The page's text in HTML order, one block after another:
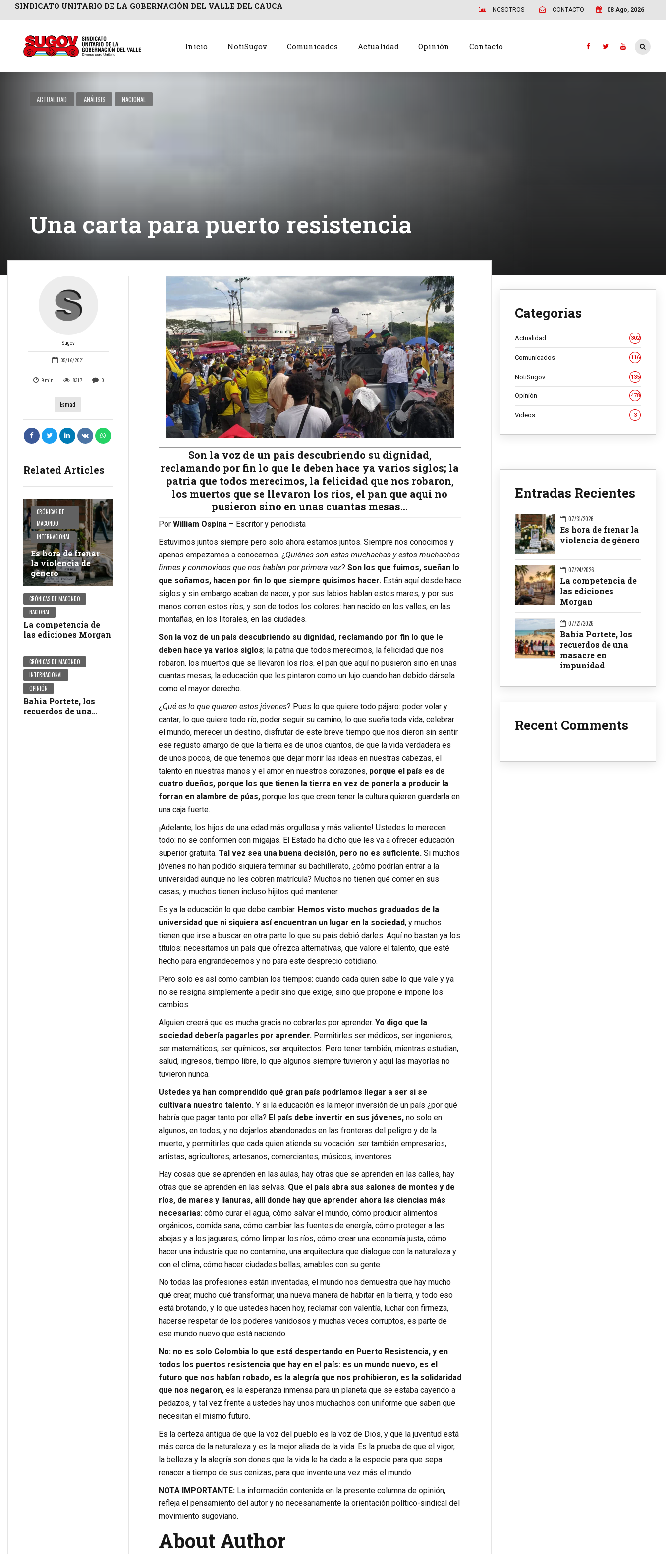
SINDICATO UNITARIO DE LA GOBERNACIÓN DEL VALLE DEL CAUCA NOSOTROS CONTACTO 08 Ago, 2026
Inicio NotiSugov Comunicados Actualidad Opinión Contacto
ACTUALIDAD ANÁLISIS NACIONAL
Una carta para puerto resistencia
Sugov
05/16/2021
9 min 8317 0
Esmad
Related Articles
CRÓNICAS DE
MACONDO
INTERNACIONAL
Es hora de frenar
la violencia de
género
CRÓNICAS DE MACONDO
NACIONAL
La competencia de
las ediciones Morgan
CRÓNICAS DE MACONDO
INTERNACIONAL
OPINIÓN
Bahía Portete, los
recuerdos de una
Son la voz de un país descubriendo su dignidad,
reclamando por fin lo que le deben hace ya varios siglos; la
patria que todos merecimos, la felicidad que nos robaron,
los muertos que se llevaron los ríos, el pan que aquí no
pusieron sino en unas cuantas mesas…
Por William Ospina– Escritor y periodista
Estuvimos juntos siempre pero solo ahora estamos juntos. Siempre nos conocimos y
apenas empezamos a conocernos. ¿ Quiénes son estas muchachas y estos muchachos
firmes y conmovidos que nos hablan por primera vez? Son los que fuimos, sueñan lo
que soñamos, hacen por fin lo que siempre quisimos hacer.Están aquí desde hace
siglos y sin embargo acaban de nacer, y por sus labios hablan estos mares, y por sus
manos corren estos ríos, y son de todos los colores: han nacido en los valles, en las
montañas, en los litorales, en las ciudades.
Son la voz de un país descubriendo su dignidad, reclamando por fin lo que le
deben hace ya varios siglos; la patria que todos merecimos, la felicidad que nos
robaron, los muertos que se llevaron los ríos, el pan que aquí no pusieron sino en unas
cuantas mesas, la educación que les pintaron como un lujo cuando han debido dársela
como el mayor derecho.
¿ Qué es lo que quieren estos jóvenes? Pues lo que quiere todo pájaro: poder volar y
cantar; lo que quiere todo río, poder seguir su camino; lo que sueña toda vida, celebrar
el mundo, merecer un destino, disfrutar de este breve tiempo que nos dieron sin sentir
ese regusto amargo de que la tierra es de unos cuantos, de que la vida verdadera es
de unos pocos, de que tenemos que dejar morir las ideas en nuestras cabezas, el
talento en nuestras manos y el amor en nuestros corazones, porque el país es de
cuatro dueños, porque los que tienen la tierra en vez de ponerla a producir la
forran en alambre de púas,porque los que creen tener la cultura quieren guardarla en
una caja fuerte.
¡Adelante, los hijos de una edad más orgullosa y más valiente! Ustedes lo merecen
todo: no se conformen con migajas. El Estado ha dicho que les va a ofrecer educación
superior gratuita. Tal vez sea una buena decisión, pero no es suficiente.Si muchos
jóvenes no han podido siquiera terminar su bachillerato, ¿cómo podrían entrar a la
universidad aunque no les cobren matrícula? Muchos no tienen qué comer en sus
casas, y muchos tienen incluso hijitos qué mantener.
Es ya la educación lo que debe cambiar. Hemos visto muchos graduados de la
universidad que ni siquiera así encuentran un lugar en la sociedad, y muchos
tienen que irse a buscar en otra parte lo que su país debió darles. Aquí no bastan ya los
títulos: necesitamos un país que ofrezca alternativas, que valore el talento, que esté
hecho para engrandecernos y no para este desprecio cotidiano.
Pero solo es así como cambian los tiempos: cuando cada quien sabe lo que vale y ya
no se resigna simplemente a pedir sino que exige, sino que propone e impone los
cambios.
Alguien creerá que es mucha gracia no cobrarles por aprender. Yo digo que la
sociedad debería pagarles por aprender.Permitirles ser médicos, ser ingenieros,
ser matemáticos, ser químicos, ser arquitectos. Pero tener también, mientras estudian,
salud, ingresos, tiempo libre, lo que algunos siempre tuvieron y aquí las mayorías no
tuvieron nunca.
Ustedes ya han comprendido qué gran país podríamos llegar a ser si se
cultivara nuestro talento.Y si la educación es la mejor inversión de un país ¿por qué
habría que pagar tanto por ella? El país debe invertir en sus jóvenes,no solo en
algunos, en todos, y no dejarlos abandonados en las fronteras del peligro y de la
muerte, y permitirles que cada quien atienda su vocación: ser también empresarios,
artistas, agricultores, artesanos, comerciantes, músicos, inventores.
Hay cosas que se aprenden en las aulas, hay otras que se aprenden en las calles, hay
otras que se aprenden en las selvas. Que el país abra sus salones de montes y de
ríos, de mares y llanuras, allí donde hay que aprender ahora las ciencias más
necesarias: cómo curar el agua, cómo salvar el mundo, cómo producir alimentos
orgánicos, comida sana, cómo cambiar las fuentes de energía, cómo proteger a las
abejas y a los jaguares, cómo limpiar los ríos, cómo crear una economía justa, cómo
hacer una industria que no contamine, una arquitectura que dialogue con la naturaleza y
con el clima, cómo hacer ciudades bellas, amables con su gente.
No todas las profesiones están inventadas, el mundo nos demuestra que hay mucho
qué crear, mucho qué transformar, una nueva manera de habitar en la tierra, y todo eso
está brotando, y lo que ustedes hacen hoy, reclamar con valentía, luchar con firmeza,
hacerse respetar de los poderes vanidosos y muchas veces corruptos, es parte de
ese mundo nuevo que está naciendo.
No: no es solo Colombia lo que está despertando en Puerto Resistencia, y en
todos los puertos resistencia que hay en el país: es un mundo nuevo, es el
futuro que nos habían robado, es la alegría que nos prohibieron, es la solidaridad
que nos negaron, es la esperanza inmensa para un planeta que se estaba cayendo a
pedazos, y tal vez frente a ustedes hay unos muchachos con uniforme que saben que
necesitan el mismo futuro.
Es la certeza antigua de que la voz del pueblo es la voz de Dios, y que la juventud está
más cerca de la naturaleza y es la mejor aliada de la vida. Es la prueba de que el vigor,
la belleza y la alegría son dones que la vida le ha dado a la especie para que sepa
renacer a tiempo de sus cenizas, para que invente una vez más el mundo.
NOTA IMPORTANTE:La información contenida en la presente columna de opinión,
refleja el pensamiento del autor y no necesariamente la orientación político-sindical del
movimiento sugoviano.
About Author
Categorías
Actualidad 302
Comunicados 116
NotiSugov 135
Opinión 478
Videos 3
Entradas Recientes
07/31/2026
Es hora de frenar la
violencia de género
07/24/2026
La competencia de
las ediciones
Morgan
07/21/2026
Bahía Portete, los
recuerdos de una
masacre en
impunidad
Recent Comments